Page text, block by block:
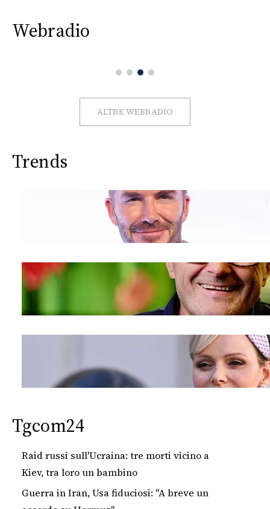
Webradio
ALTRE WEBRADIO
Trends
Tgcom24
Raid russi sull'Ucraina: tre morti vicino a
Kiev, tra loro un bambino
Guerra in Iran, Usa fiduciosi: "A breve un